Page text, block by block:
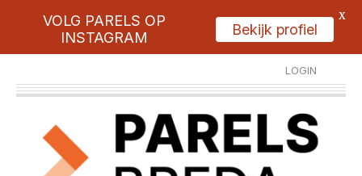
LOGIN
REGISTREER
VOLG PARELS OP
INSTAGRAM
Bekijk profiel
X